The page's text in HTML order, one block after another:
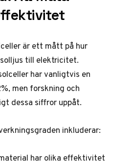
är ett mått på hur
till elektricitet.
har vanligtvis en
men forskning och
dessa siffror uppåt.
inkluderar:
har olika effektivitet